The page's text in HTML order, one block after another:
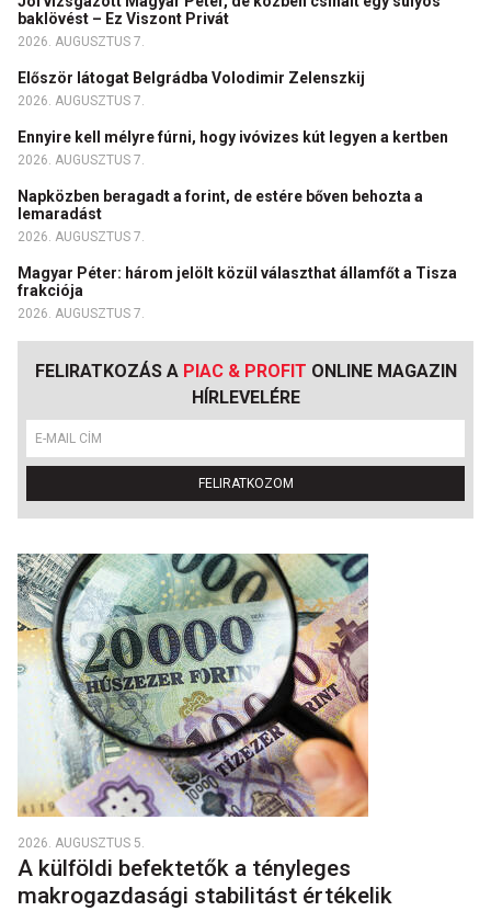
baklövést – Ez Viszont Privát
2026. AUGUSZTUS 7.
Először látogat Belgrádba Volodimir Zelenszkij
2026. AUGUSZTUS 7.
Ennyire kell mélyre fúrni, hogy ivóvizes kút legyen a kertben
2026. AUGUSZTUS 7.
Napközben beragadt a forint, de estére bőven behozta a
lemaradást
2026. AUGUSZTUS 7.
Magyar Péter: három jelölt közül választhat államfőt a Tisza
frakciója
2026. AUGUSZTUS 7.
FELIRATKOZÁS A PIAC & PROFIT ONLINE MAGAZIN
HÍRLEVELÉRE
FELIRATKOZOM
2026. AUGUSZTUS 5.
A külföldi befektetők a tényleges
makrogazdasági stabilitást értékelik